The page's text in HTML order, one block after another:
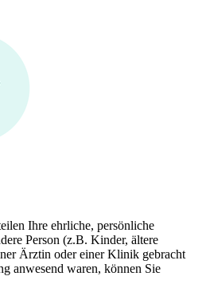
Ihre ehrliche, persönliche
Person (z.B. Kinder, ältere
Ärztin oder einer Klinik gebracht
anwesend waren, können Sie